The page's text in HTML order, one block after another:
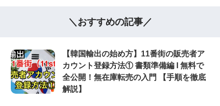
＼おすすめの記事／
【韓国輸出の始め方】11番街の販売者ア
カウント登録方法① 書類準備編 Ι 無料で
全公開！無在庫転売の入門 【手順を徹底
解説】